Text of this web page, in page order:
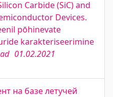
Carbide (SiC) and
Devices.
pōhinevate
karakteriseerimine
01.02.2021
на базе летучей